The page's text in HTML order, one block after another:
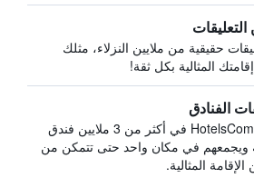
التعليقات
حقيقية من ملايين النزلاء، مثلك
المثالية بكل ثقة!
الفنادق
يبحث HotelsCombined في أكثر من 3 ملايين فندق
ويجمعهم في مكان واحد حتى تتمكن من
المثالية.